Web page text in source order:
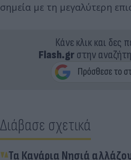
σημεία με τη μεγαλύτερη
Κάνε κλικ και δες
Flash.grστην
Διάβασε σχετικά
Τα Κανάρια Νησιά